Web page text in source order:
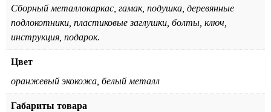
Сборный металлокаркас, гамак, подушка, деревянные
подлокотники, пластиковые заглушки, болты, ключ,
инструкция, подарок.
Цвет
оранжевый экокожа, белый металл
Габариты товара